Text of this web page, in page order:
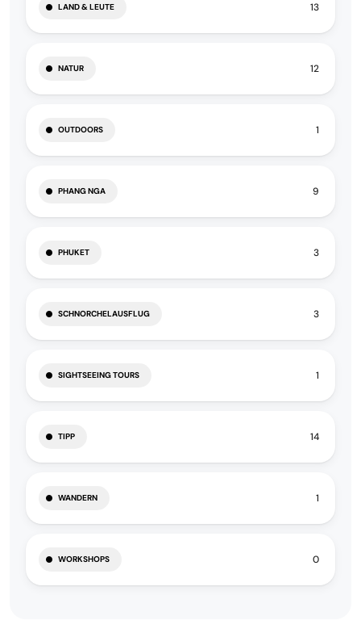
LAND & LEUTE 13
NATUR 12
OUTDOORS 1
PHANG NGA 9
PHUKET 3
SCHNORCHELAUSFLUG 3
SIGHTSEEING TOURS 1
TIPP 14
WANDERN 1
WORKSHOPS 0